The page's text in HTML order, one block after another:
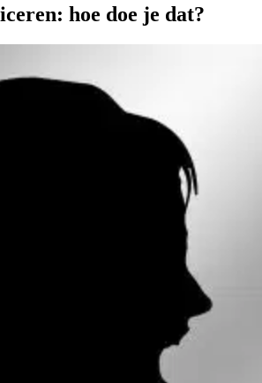
hoe doe je dat?